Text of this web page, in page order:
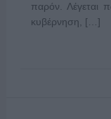
παρόν. Λέγεται
κυβέρνηση, […]